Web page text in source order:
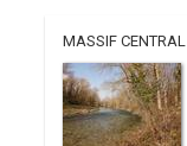
MASSIF CENTRAL